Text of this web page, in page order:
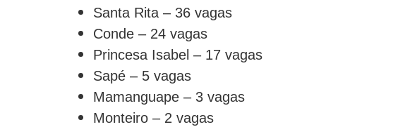
Santa Rita – 36 vagas
Conde – 24 vagas
Princesa Isabel – 17 vagas
Sapé – 5 vagas
Mamanguape – 3 vagas
Monteiro – 2 vagas